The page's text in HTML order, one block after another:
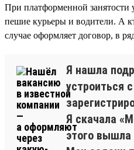
При платформенной занятости
пешие курьеры и водители. А
случае оформляет договор, в
Я нашла
устроиться
Я скачала
этого вышла